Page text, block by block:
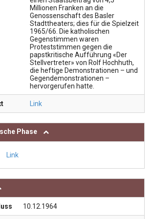
Millionen Franken an die
Genossenschaft des Basler
Stadttheaters; dies für die Spielzeit
1965/66. Die katholischen
Gegenstimmen waren
Proteststimmen gegen die
papstkritische Aufführung «Der
Stellvertreter» von Rolf Hochhuth,
die heftige Demonstrationen – und
Gegendemonstrationen –
hervorgerufen hatte.
Link
Phase
Link
10.12.1964